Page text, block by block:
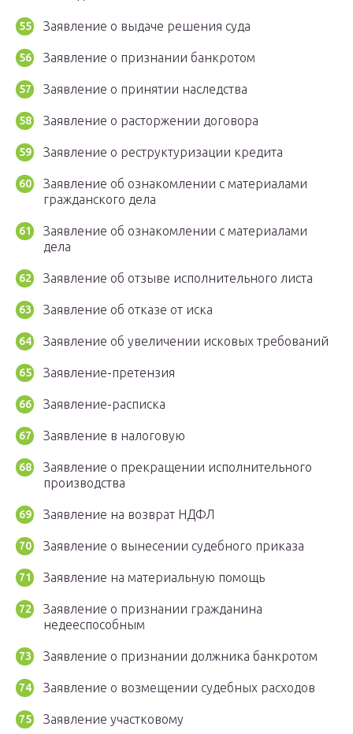
Заявление о выдаче решения суда
Заявление о признании банкротом
Заявление о принятии наследства
Заявление о расторжении договора
Заявление о реструктуризации кредита
Заявление об ознакомлении с материалами
гражданского дела
Заявление об ознакомлении с материалами
дела
Заявление об отзыве исполнительного листа
Заявление об отказе от иска
Заявление об увеличении исковых требований
Заявление-претензия
Заявление-расписка
Заявление в налоговую
Заявление о прекращении исполнительного
производства
Заявление на возврат НДФЛ
Заявление о вынесении судебного приказа
Заявление на материальную помощь
Заявление о признании гражданина
недееспособным
Заявление о признании должника банкротом
Заявление о возмещении судебных расходов
Заявление участковому